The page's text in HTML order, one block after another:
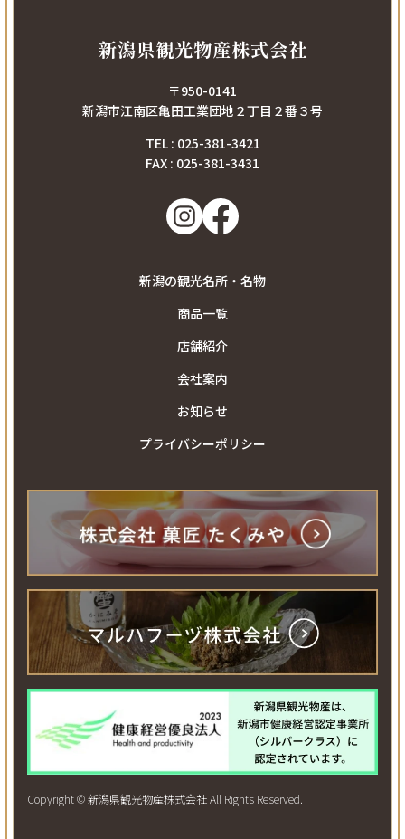
新潟県観光物産株式会社
〒950-0141
新潟市江南区亀田工業団地２丁目２番３号
TEL : 025-381-3421
FAX : 025-381-3431
新潟の観光名所・名物
商品一覧
店舗紹介
会社案内
お知らせ
プライバシーポリシー
Copyright © 新潟県観光物産株式会社 All Rights Reserved.